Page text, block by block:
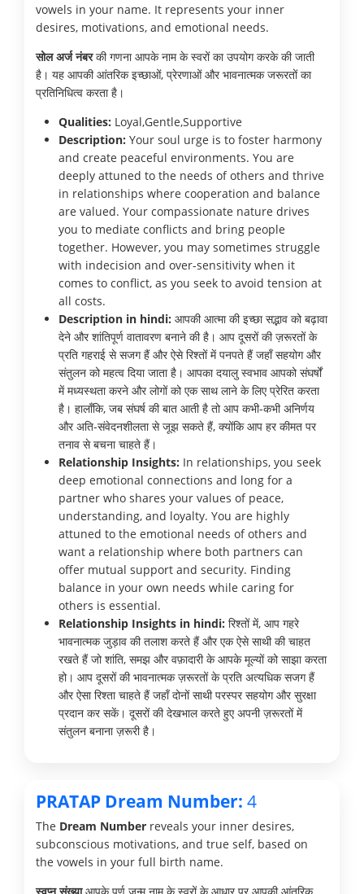
vowels in your name. It represents your inner
desires, motivations, and emotional needs.
सोल अर्ज नंबरकी गणना आपके नाम के स्वरों का उपयोग करके की जाती
है। यह आपकी आंतरिक इच्छाओं, प्रेरणाओं और भावनात्मक जरूरतों का
प्रतिनिधित्व करता है।
Qualities: Loyal,Gentle,Supportive
Description: Your soul urge is to foster harmony
and create peaceful environments. You are
deeply attuned to the needs of others and thrive
in relationships where cooperation and balance
are valued. Your compassionate nature drives
you to mediate conflicts and bring people
together. However, you may sometimes struggle
with indecision and over-sensitivity when it
comes to conflict, as you seek to avoid tension at
all costs.
Description in hindi: आपकी आत्मा की इच्छा सद्भाव को बढ़ावा
देने और शांतिपूर्ण वातावरण बनाने की है। आप दूसरों की ज़रूरतों के
प्रति गहराई से सजग हैं और ऐसे रिश्तों में पनपते हैं जहाँ सहयोग और
संतुलन को महत्व दिया जाता है। आपका दयालु स्वभाव आपको संघर्षों
में मध्यस्थता करने और लोगों को एक साथ लाने के लिए प्रेरित करता
है। हालाँकि, जब संघर्ष की बात आती है तो आप कभी-कभी अनिर्णय
और अति-संवेदनशीलता से जूझ सकते हैं, क्योंकि आप हर कीमत पर
तनाव से बचना चाहते हैं।
Relationship Insights: In relationships, you seek
deep emotional connections and long for a
partner who shares your values of peace,
understanding, and loyalty. You are highly
attuned to the emotional needs of others and
want a relationship where both partners can
offer mutual support and security. Finding
balance in your own needs while caring for
others is essential.
Relationship Insights in hindi: रिश्तों में, आप गहरे
भावनात्मक जुड़ाव की तलाश करते हैं और एक ऐसे साथी की चाहत
रखते हैं जो शांति, समझ और वफ़ादारी के आपके मूल्यों को साझा करता
हो। आप दूसरों की भावनात्मक ज़रूरतों के प्रति अत्यधिक सजग हैं
और ऐसा रिश्ता चाहते हैं जहाँ दोनों साथी परस्पर सहयोग और सुरक्षा
प्रदान कर सकें। दूसरों की देखभाल करते हुए अपनी ज़रूरतों में
संतुलन बनाना ज़रूरी है।
PRATAP Dream Number: 4
The Dream Number reveals your inner desires,
subconscious motivations, and true self, based on
the vowels in your full birth name.